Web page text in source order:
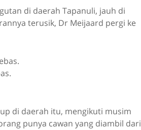
di daerah Tapanuli, jauh di
terusik, Dr Meijaard pergi ke
di daerah itu, mengikuti musim
punya cawan yang diambil dari